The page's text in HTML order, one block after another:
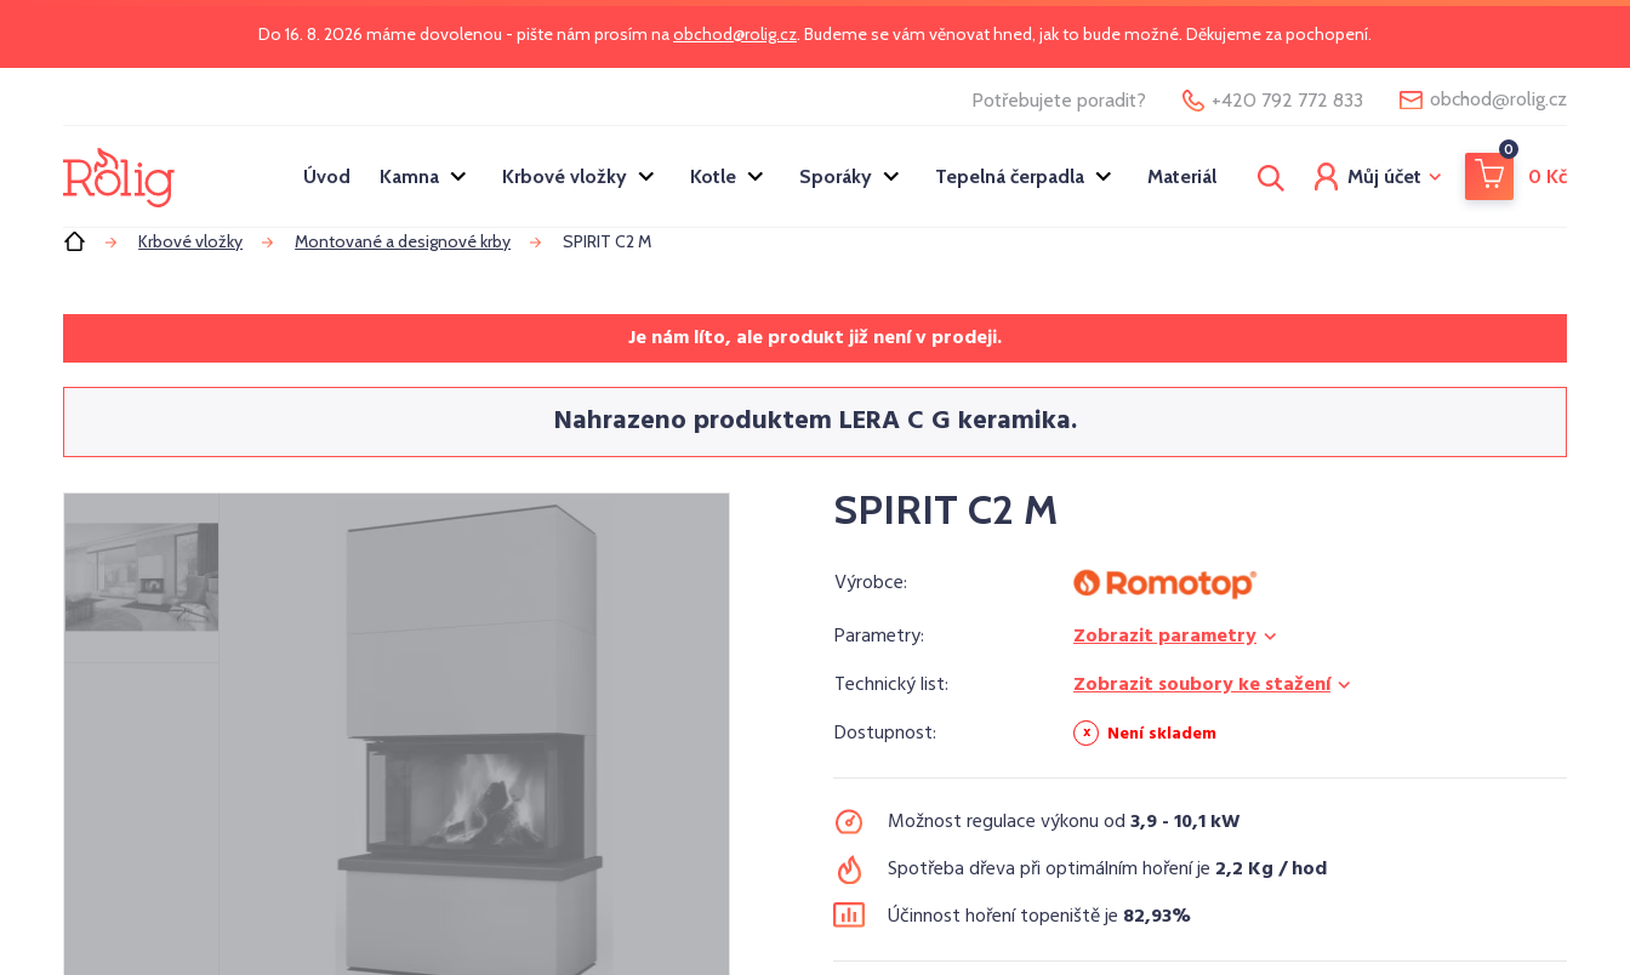
Do 16. 8. 2026 máme dovolenou - pište nám prosím naobchod@rolig.cz. Budeme se vám věnovat hned, jak to bude možné. Děkujeme za pochopení.
Potřebujete poradit? +420 792 772 833 obchod@rolig.cz
Úvod Kamna Krbové vložky Kotle Sporáky Tepelná čerpadla Materiál Můj účet
0
0 Kč
Úvod Krbové vložky Montované a designové krby SPIRIT C2 M
Je nám líto, ale produkt již není v prodeji.
Nahrazeno produktem LERA C G keramika.
SPIRIT C2 M
Výrobce:
Parametry:
Zobrazit parametry
Technický list:
Zobrazit soubory ke stažení
Dostupnost:
Není skladem
Možnost regulace výkonu od3,9 - 10,1 kW
Spotřeba dřeva při optimálním hoření je 2,2 Kg / hod
Účinnost hoření topeniště je 82,93%